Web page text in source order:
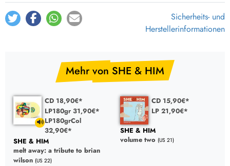
Sicherheits- und
Herstellerinformationen
Mehr von SHE & HIM
CD 18,90€*
LP180gr 31,90€*
LP180grCol
32,90€*
SHE & HIM
melt away: a tribute to brian
wilson (US 22)
CD 15,90€*
LP 21,90€*
SHE & HIM
volume two (US 21)